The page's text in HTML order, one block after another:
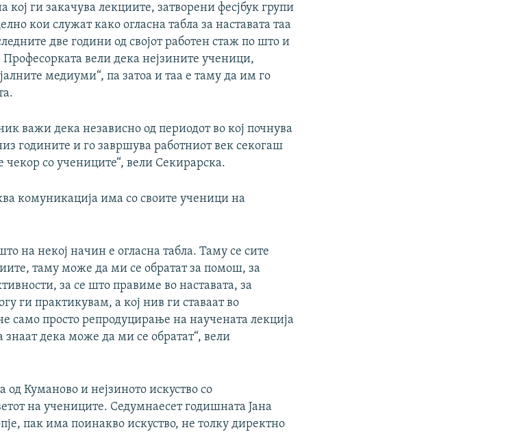
кој ги закачува лекциите, затворени фесјбук групи
кои служат како огласна табла за наставата таа
две години од својот работен стаж по што и
Професорката вели дека нејзините ученици,
медиуми“, па затоа и таа е таму да им го
важи дека независно од периодот во кој почнува
годините и го завршува работниот век секогаш
со учениците“, вели Секирарска.
комуникација има со своите ученици на
на некој начин е огласна табла. Таму се сите
таму може да ми се обратат за помош, за
за се што правиме во наставата, за
ги практикувам, а кој нив ги ставаат во
само просто репродуцирање на научената лекција
дека може да ми се обратат“, вели
Куманово и нејзиното искуство со
на учениците. Седумнаесет годишната Јана
пак има поинакво искуство, не толку директно